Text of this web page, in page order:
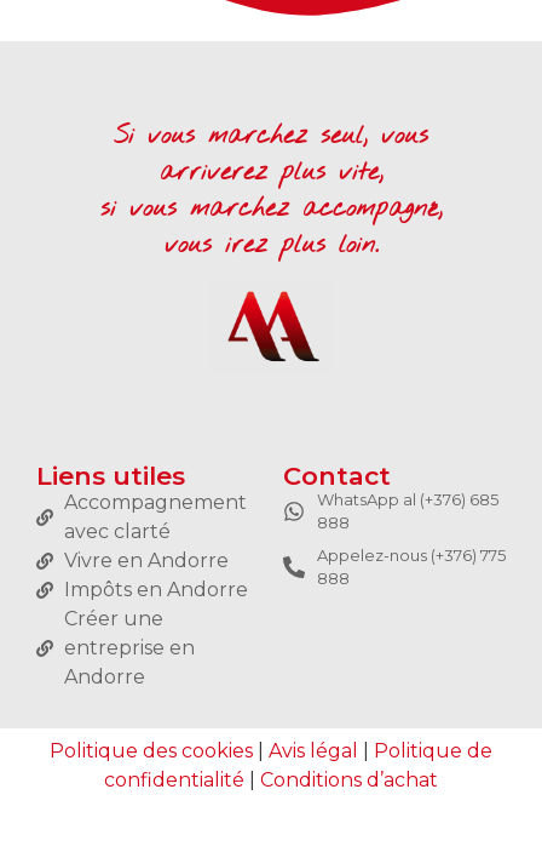
Si vous marchez seul, vous
arriverez plus vite,
si vous marchez accompagné,
vous irez plus loin.
Liens utiles
Accompagnement
avec clarté
Vivre en Andorre
Impôts en Andorre
Créer une
entreprise en
Andorre
Contact
WhatsApp al (+376) 685
888
Appelez-nous (+376) 775
888
Politique des cookies Avis légal
Politique de
confidentialité
Conditions d’achat